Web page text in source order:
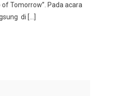
of Tomorrow”. Pada acara
di […]